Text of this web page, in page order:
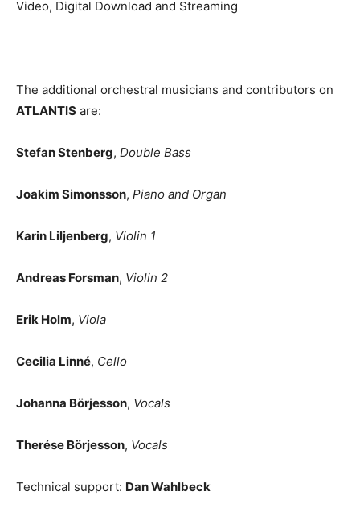
Video, Digital Download and Streaming
The additional orchestral musicians and contributors on
ATLANTIS are:
Stefan Stenberg, Double Bass
Joakim Simonsson, Piano and Organ
Karin Liljenberg, Violin 1
Andreas Forsman, Violin 2
Erik Holm, Viola
Cecilia Linné, Cello
Johanna Börjesson, Vocals
Therése Börjesson, Vocals
Technical support: Dan Wahlbeck